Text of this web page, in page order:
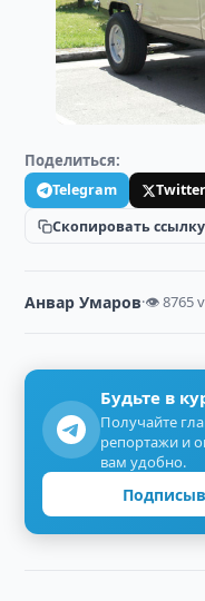
Поделиться:
Telegram
Скопировать ссылку
Анвар Умаров·👁 8765
Будьте в
Получайте
репортажи и
вам удобно.